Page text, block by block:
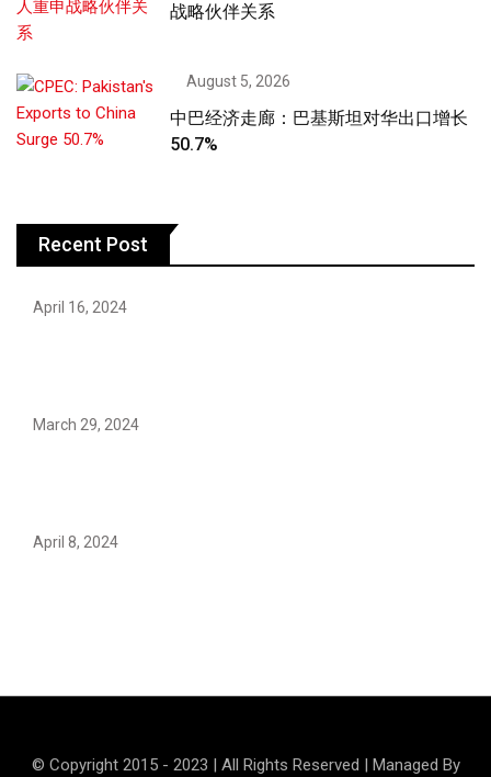
战略伙伴关系
August 5, 2026
中巴经济走廊：巴基斯坦对华出口增长
50.7%
Recent Post
April 16, 2024
March 29, 2024
April 8, 2024
© Copyright 2015 - 2023 | All Rights Reserved | Managed By